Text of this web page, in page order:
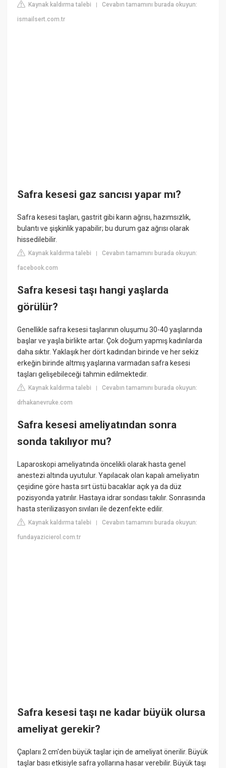
Kaynak kaldırma talebi |Cevabın tamamını burada okuyun:
ismailsert.com.tr
Safra kesesi gaz sancısı yapar mı?
Safra kesesi taşları, gastrit gibi karın ağrısı, hazımsızlık,
bulantı ve şişkinlik yapabilir; bu durum gaz ağrısı olarak
hissedilebilir.
Kaynak kaldırma talebi |Cevabın tamamını burada okuyun:
facebook.com
Safra kesesi taşı hangi yaşlarda
görülür?
Genellikle safra kesesi taşlarının oluşumu 30-40 yaşlarında
başlar ve yaşla birlikte artar. Çok doğum yapmış kadınlarda
daha sıktır. Yaklaşık her dört kadından birinde ve her sekiz
erkeğin birinde altmış yaşlarına varmadan safra kesesi
taşları gelişebileceği tahmin edilmektedir.
Kaynak kaldırma talebi |Cevabın tamamını burada okuyun:
drhakanevruke.com
Safra kesesi ameliyatından sonra
sonda takılıyor mu?
Laparoskopi ameliyatında öncelikli olarak hasta genel
anestezi altında uyutulur. Yapılacak olan kapalı ameliyatın
çeşidine göre hasta sırt üstü bacaklar açık ya da düz
pozisyonda yatırılır. Hastaya idrar sondası takılır. Sonrasında
hasta sterilizasyon sıvıları ile dezenfekte edilir.
Kaynak kaldırma talebi |Cevabın tamamını burada okuyun:
fundayazicierol.com.tr
Safra kesesi taşı ne kadar büyük olursa
ameliyat gerekir?
Çaplarıı 2 cm'den büyük taşlar için de ameliyat önerilir. Büyük
taşlar bası etkisiyle safra yollarına hasar verebilir. Büyük taşı